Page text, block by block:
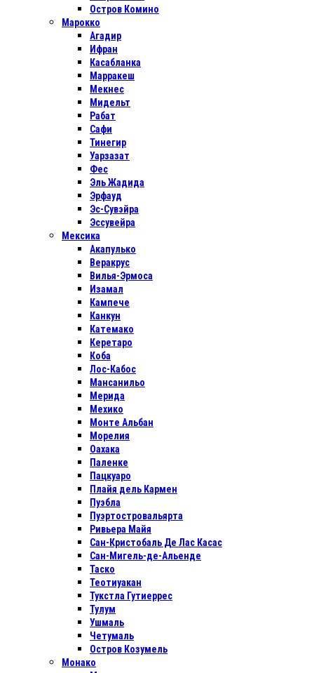
Остров Комино
Марокко
Агадир
Ифран
Касабланка
Марракеш
Мекнес
Мидельт
Рабат
Сафи
Тинегир
Уарзазат
Фес
Эль Жадида
Эрфауд
Эс-Сувэйра
Эссувейра
Мексика
Акапулько
Веракрус
Вилья-Эрмоса
Изамал
Кампече
Канкун
Катемако
Керетаро
Коба
Лос-Кабос
Мансанильо
Мерида
Мехико
Монте Альбан
Морелия
Оахака
Паленке
Пацкуаро
Плайя дель Кармен
Пуэбла
Пуэртостровальярта
Ривьера Майя
Сан-Кристобаль Де Лас Касас
Сан-Мигель-де-Альенде
Таско
Теотиуакан
Тукстла Гутиеррес
Тулум
Ушмаль
Четумаль
Остров Козумель
Монако